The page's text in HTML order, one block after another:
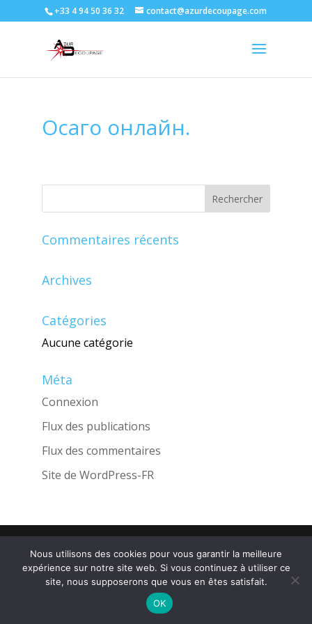
+33 4 94 50 36 32 contact@azurdecoupage.com
Осаго онлайн.
Commentaires récents
Archives
Catégories
Aucune catégorie
Méta
Connexion
Flux des publications
Flux des commentaires
Site de WordPress-FR
Nous utilisons des cookies pour vous garantir la meilleure
expérience sur notre site web. Si vous continuez à utiliser ce
site, nous supposerons que vous en êtes satisfait.
OK